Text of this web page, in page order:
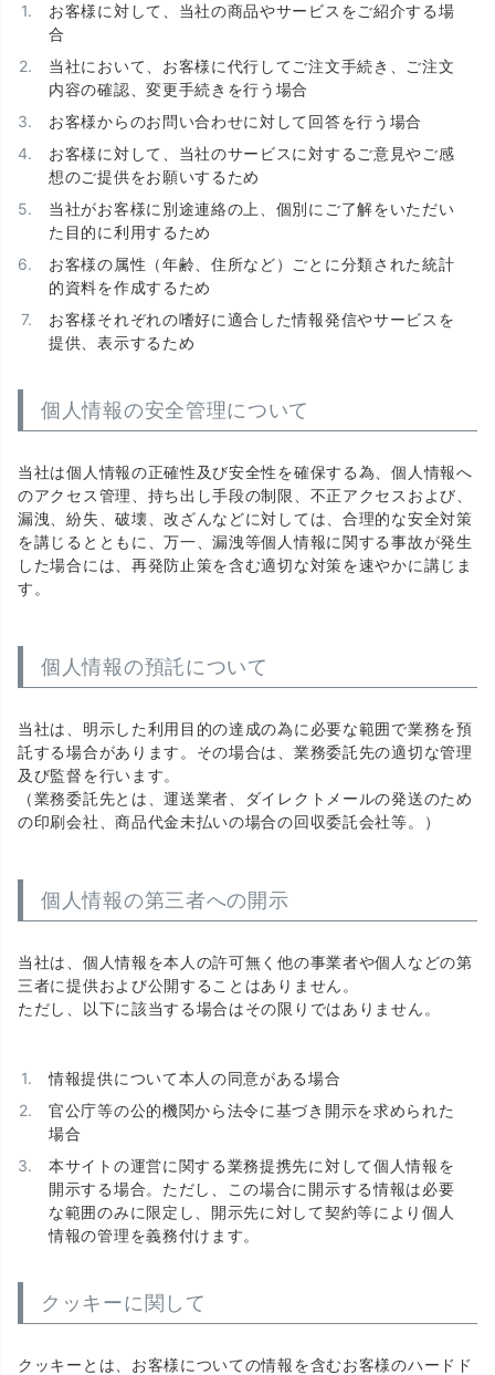
お客様に対して、当社の商品やサービスをご紹介する場
合
当社において、お客様に代行してご注文手続き、ご注文
内容の確認、変更手続きを行う場合
お客様からのお問い合わせに対して回答を行う場合
お客様に対して、当社のサービスに対するご意見やご感
想のご提供をお願いするため
当社がお客様に別途連絡の上、個別にご了解をいただい
た目的に利用するため
お客様の属性（年齢、住所など）ごとに分類された統計
的資料を作成するため
お客様それぞれの嗜好に適合した情報発信やサービスを
提供、表示するため
個人情報の安全管理について
当社は個人情報の正確性及び安全性を確保する為、個人情報へ
のアクセス管理、持ち出し手段の制限、不正アクセスおよび、
漏洩、紛失、破壊、改ざんなどに対しては、合理的な安全対策
を講じるとともに、万一、漏洩等個人情報に関する事故が発生
した場合には、再発防止策を含む適切な対策を速やかに講じま
す。
個人情報の預託について
当社は、明示した利用目的の達成の為に必要な範囲で業務を預
託する場合があります。その場合は、業務委託先の適切な管理
及び監督を行います。
（業務委託先とは、運送業者、ダイレクトメールの発送のため
の印刷会社、商品代金未払いの場合の回収委託会社等。）
個人情報の第三者への開示
当社は、個人情報を本人の許可無く他の事業者や個人などの第
三者に提供および公開することはありません。
ただし、以下に該当する場合はその限りではありません。
情報提供について本人の同意がある場合
官公庁等の公的機関から法令に基づき開示を求められた
場合
本サイトの運営に関する業務提携先に対して個人情報を
開示する場合。ただし、この場合に開示する情報は必要
な範囲のみに限定し、開示先に対して契約等により個人
情報の管理を義務付けます。
クッキーに関して
クッキーとは、お客様についての情報を含むお客様のハードド